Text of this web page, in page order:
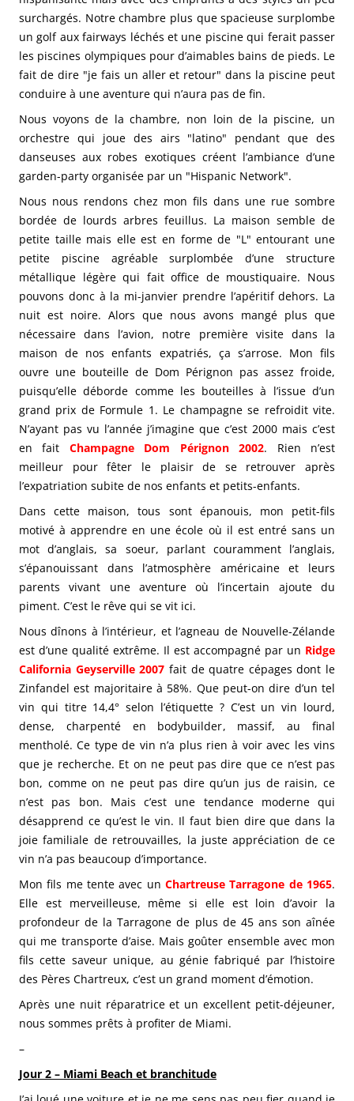
surchargés. Notre chambre plus que spacieuse surplombe
un golf aux fairways léchés et une piscine qui ferait passer
les piscines olympiques pour d’aimables bains de pieds. Le
fait de dire "je fais un aller et retour" dans la piscine peut
conduire à une aventure qui n’aura pas de fin.
Nous voyons de la chambre, non loin de la piscine, un
orchestre qui joue des airs "latino" pendant que des
danseuses aux robes exotiques créent l’ambiance d’une
garden-party organisée par un "Hispanic Network".
Nous nous rendons chez mon fils dans une rue sombre
bordée de lourds arbres feuillus. La maison semble de
petite taille mais elle est en forme de "L" entourant une
petite piscine agréable surplombée d’une structure
métallique légère qui fait office de moustiquaire. Nous
pouvons donc à la mi-janvier prendre l’apéritif dehors. La
nuit est noire. Alors que nous avons mangé plus que
nécessaire dans l’avion, notre première visite dans la
maison de nos enfants expatriés, ça s’arrose. Mon fils
ouvre une bouteille de Dom Pérignon pas assez froide,
puisqu’elle déborde comme les bouteilles à l’issue d’un
grand prix de Formule 1. Le champagne se refroidit vite.
N’ayant pas vu l’année j’imagine que c’est 2000 mais c’est
en fait Champagne Dom Pérignon 2002. Rien n’est
meilleur pour fêter le plaisir de se retrouver après
l’expatriation subite de nos enfants et petits-enfants.
Dans cette maison, tous sont épanouis, mon petit-fils
motivé à apprendre en une école où il est entré sans un
mot d’anglais, sa soeur, parlant couramment l’anglais,
s’épanouissant dans l’atmosphère américaine et leurs
parents vivant une aventure où l’incertain ajoute du
piment. C’est le rêve qui se vit ici.
Nous dînons à l’intérieur, et l’agneau de Nouvelle-Zélande
est d’une qualité extrême. Il est accompagné par un Ridge
California Geyserville 2007 fait de quatre cépages dont le
Zinfandel est majoritaire à 58%. Que peut-on dire d’un tel
vin qui titre 14,4° selon l’étiquette ? C’est un vin lourd,
dense, charpenté en bodybuilder, massif, au final
mentholé. Ce type de vin n’a plus rien à voir avec les vins
que je recherche. Et on ne peut pas dire que ce n’est pas
bon, comme on ne peut pas dire qu’un jus de raisin, ce
n’est pas bon. Mais c’est une tendance moderne qui
désapprend ce qu’est le vin. Il faut bien dire que dans la
joie familiale de retrouvailles, la juste appréciation de ce
vin n’a pas beaucoup d’importance.
Mon fils me tente avec un Chartreuse Tarragone de 1965.
Elle est merveilleuse, même si elle est loin d’avoir la
profondeur de la Tarragone de plus de 45 ans son aînée
qui me transporte d’aise. Mais goûter ensemble avec mon
fils cette saveur unique, au génie fabriqué par l’histoire
des Pères Chartreux, c’est un grand moment d’émotion.
Après une nuit réparatrice et un excellent petit-déjeuner,
nous sommes prêts à profiter de Miami.
–
Jour 2 – Miami Beach et branchitude